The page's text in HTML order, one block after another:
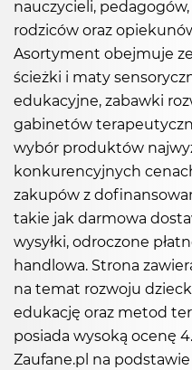
nauczycieli,
rodziców oraz
Asortyment obejmuje
ścieżki i maty
edukacyjne, zabawki
gabinetów
wybór produktów
konkurencyjnych
zakupów z
takie jak darmowa
wysyłki, odroczone
handlowa. Strona
na temat rozwoju
edukację oraz metod
posiada wysoką ocenę
Zaufane.pl na